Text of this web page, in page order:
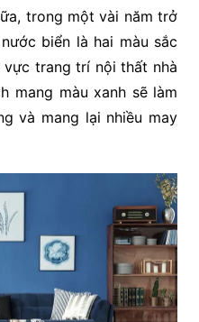
trong một vài năm trở
biển là hai màu sắc
trang trí nội thất nhà
mang màu xanh sẽ làm
và mang lại nhiều may